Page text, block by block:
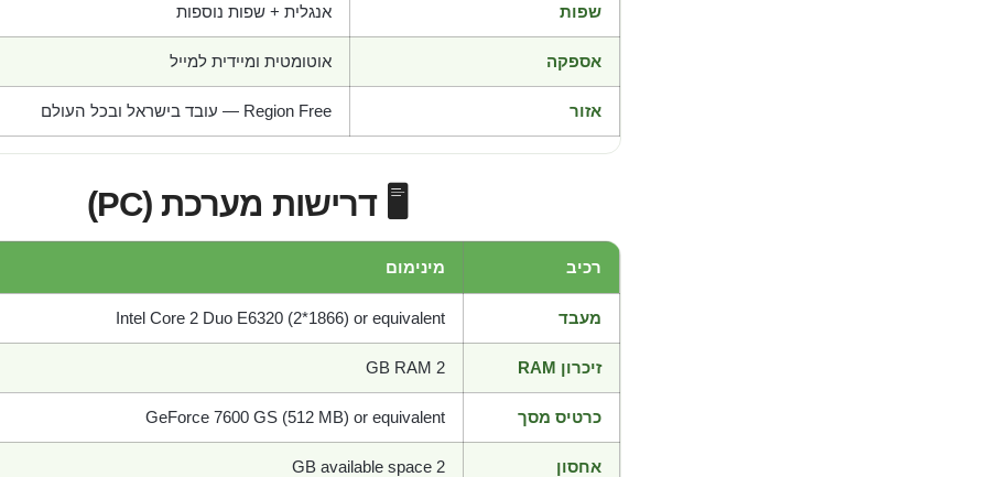
שפות אנגלית + שפות נוספות
אספקה אוטומטית ומיידית למייל
אזור Region Free — עובד בישראל ובכל העולם
🖥️ דרישות מערכת (PC)
רכיב מינימום
מעבד Intel Core 2 Duo E6320 (2*1866) or equivalent
זיכרון RAM 2 GB RAM
כרטיס מסך GeForce 7600 GS (512 MB) or equivalent
אחסון 2 GB available space